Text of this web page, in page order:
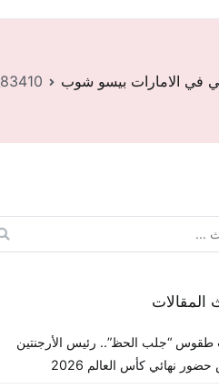
في الامارات بيسو شوب 83410_1
المقالات
“جلب الحظ”.. رئيس الأرجنتين
نهائي كأس العالم 2026